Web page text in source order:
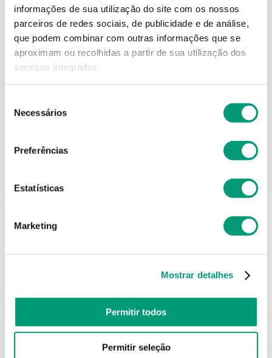
informações de sua utilização do site com os nossos
parceiros de redes sociais, de publicidade e de análise,
que podem combinar com outras informações que se
aproximam ou recolhidas a partir de sua utilização dos
serviços integrados.
Necessários
Preferências
Estatísticas
Marketing
Mostrar detalhes
Permitir todos
Permitir seleção
Descrição do Produto